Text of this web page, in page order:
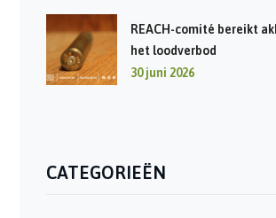
REACH-comité bereikt
het loodverbod
30 juni 2026
CATEGORIEËN